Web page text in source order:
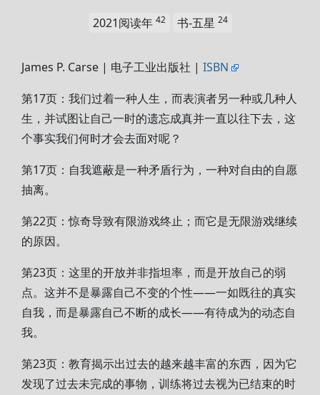
2021阅读年 42 书-五星 24
James P. Carse | 电子工业出版社 | ISBN
第17页：我们过着一种人生，而表演者另一种或几种人
生，并试图让自己一时的遗忘成真并一直以往下去，这
个事实我们何时才会去面对呢？
第17页：自我遮蔽是一种矛盾行为，一种对自由的自愿
抽离。
第22页：惊奇导致有限游戏终止；而它是无限游戏继续
的原因。
第23页：这里的开放并非指坦率，而是开放自己的弱
点。这并不是暴露自己不变的个性——一如既往的真实
自我，而是暴露自己不断的成长——有待成为的动态自
我。
第23页：教育揭示出过去的越来越丰富的东西，因为它
发现了过去未完成的事物，训练将过去视为已结束的时